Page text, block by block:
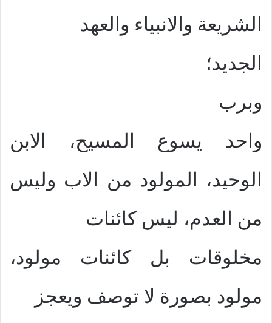
الشريعة والانبياء والعهد
الجديد؛
وبرب
واحد يسوع المسيح، الابن
الوحيد، المولود من الاب وليس
من العدم، ليس كائنات
مخلوقات بل كائنات مولود،
مولود بصورة لا توصف ويعجز